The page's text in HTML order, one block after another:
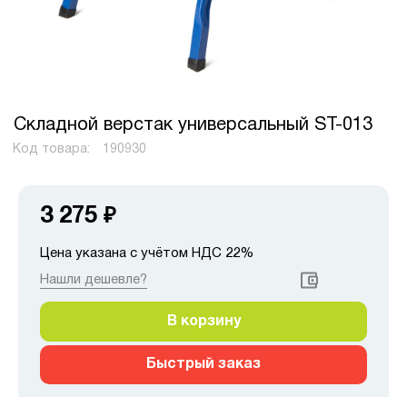
Складной верстак универсальный ST-013
Код товара: 190930
3 275 ₽
Цена указана с учётом НДС 22%
Нашли дешевле?
В корзину
Быстрый заказ